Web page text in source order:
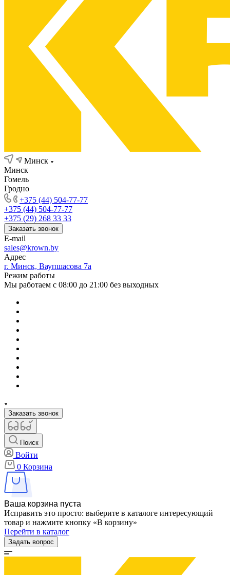
Минск
Минск
Гомель
Гродно
+375 (44) 504-77-77
+375 (44) 504-77-77
+375 (29) 268 33 33
Заказать звонок
E-mail
sales@krown.by
Адрес
г. Минск, Ваупшасова 7а
Режим работы
Мы работаем с 08:00 до 21:00 без выходных
Заказать звонок
Поиск
Войти
0 Корзина
Ваша корзина пуста
Исправить это просто: выберите в каталоге интересующий
товар и нажмите кнопку «В корзину»
Перейти в каталог
Задать вопрос